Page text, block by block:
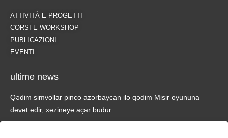
ATTIVITÀ E PROGETTI
CORSI E WORKSHOP
PUBLICAZIONI
EVENTI
ultime news
Qədim simvollar pinco azərbaycan ilə qədim Misir oyununa
dəvət edir, xəzinəyə açar budur